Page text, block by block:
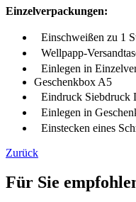
Einzelverpackungen:
Einschweißen zu 1
Wellpapp-
Einlegen in
Geschenkbox A5
Eindruck Siebdruck
Einlegen in
Einstecken eines
Zurück
Für Sie